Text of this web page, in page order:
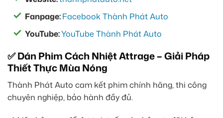
Fanpage:Facebook Thành Phát Auto
YouTube:YouTube Thành Phát Auto
✅ Dán Phim Cách Nhiệt Attrage – Giải Pháp
Thiết Thực Mùa Nóng
Thành Phát Auto cam kết phim chính hãng, thi công
chuyên nghiệp, bảo hành đầy đủ.